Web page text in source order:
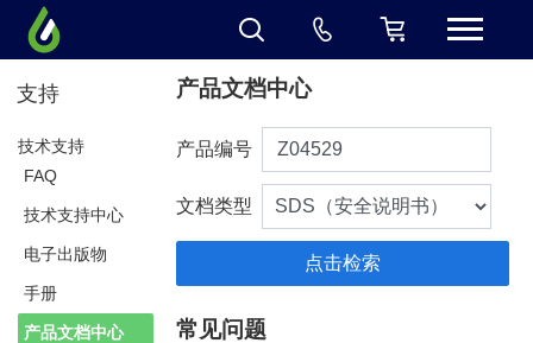
支持
技术支持
FAQ
技术支持中心
电子出版物
手册
产品文档中心
产品文档中心
产品编号
文档类型
常见问题